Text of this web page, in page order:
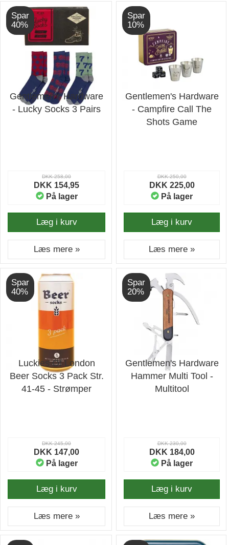
Spar
40%
Gentlemen's Hardware
- Lucky Socks 3 Pairs
DKK 258,00
DKK 154,95
På lager
Læg i kurv
Læs mere »
Spar
10%
Gentlemen's Hardware
- Campfire Call The
Shots Game
DKK 250,00
DKK 225,00
På lager
Læg i kurv
Læs mere »
Spar
40%
Luckies Of London
Beer Socks 3 Pack Str.
41-45 - Strømper
DKK 245,00
DKK 147,00
På lager
Læg i kurv
Læs mere »
Spar
20%
Gentlemen's Hardware
Hammer Multi Tool -
Multitool
DKK 230,00
DKK 184,00
På lager
Læg i kurv
Læs mere »